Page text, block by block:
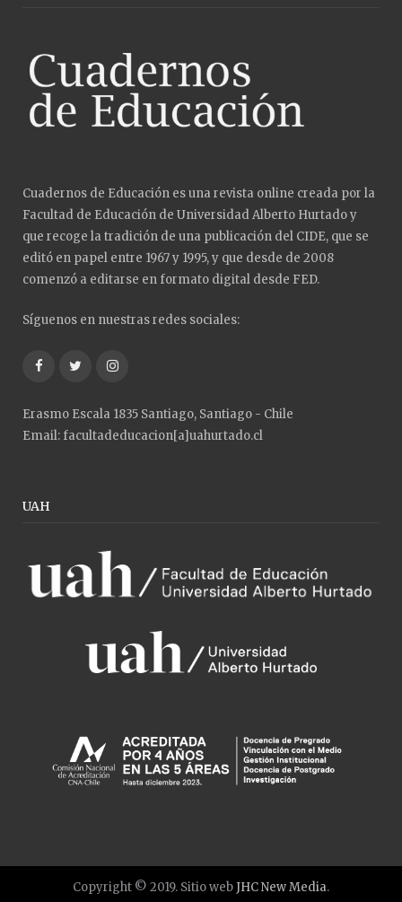
Cuadernos de Educación es una revista online creada por la
Facultad de Educación de Universidad Alberto Hurtado y
que recoge la tradición de una publicación del CIDE, que se
editó en papel entre 1967 y 1995, y que desde de 2008
comenzó a editarse en formato digital desde FED.
Síguenos en nuestras redes sociales:
FacebookTwitterInstagram
Erasmo Escala 1835 Santiago, Santiago - Chile
Email: facultadeducacion[a]uahurtado.cl
UAH
Copyright © 2019. Sitio webJHC New Media.